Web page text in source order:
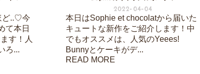
ど..♡今
て本日
す！人
ろ...
2022-04-04
本日はSophie et chocolatから届いた
キュートな新作をご紹介します！中
でもオススメは、人気のYeees!
Bunnyとケーキがデ...
READ MORE